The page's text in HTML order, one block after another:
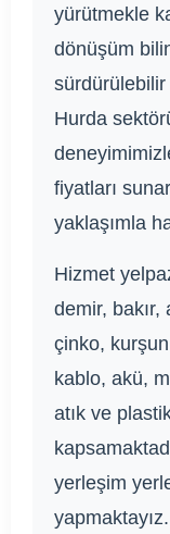
yürütmekle
dönüşüm
sürdürülebilir
Hurda
fiyatları
yaklaşımla
Hizmet
demir, bakır,
çinko, kurşun
kablo, akü,
atık ve
yerleşim